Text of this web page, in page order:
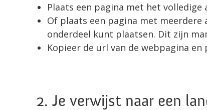
Plaats een pagina met het
Of plaats een pagina met
onderdeel kunt plaatsen. Dit zijn
Kopieer de url van de webpagina
2. Je verwijst naar een